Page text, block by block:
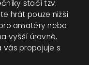
stačí tzv.
hrát pouze nižší
amatéry nebo
vyšší úrovně,
propojuje s